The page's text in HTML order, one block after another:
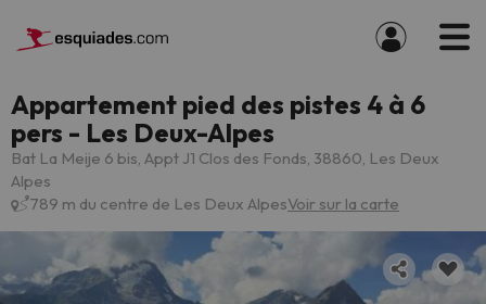
Appartement pied des pistes 4 à 6
pers - Les Deux-Alpes
Bat La Meije 6 bis, Appt J1 Clos des Fonds, 38860, Les Deux
Alpes
789 m du centre de Les Deux AlpesVoir sur la carte